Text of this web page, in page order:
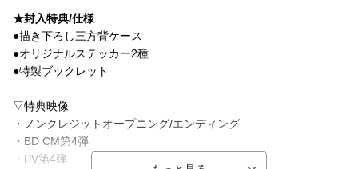
収録時間
品番 PCXP-51218
画面サイズ
色彩
言語 日本語(オリジナル言語)
音声方式
★封入特典/仕様
●描き下ろし三方背ケース
●オリジナルステッカー2種
●特製ブックレット
▽特典映像
・ノンクレジットオープニング/エンディング
・BD CM第4弾
・PV第4弾